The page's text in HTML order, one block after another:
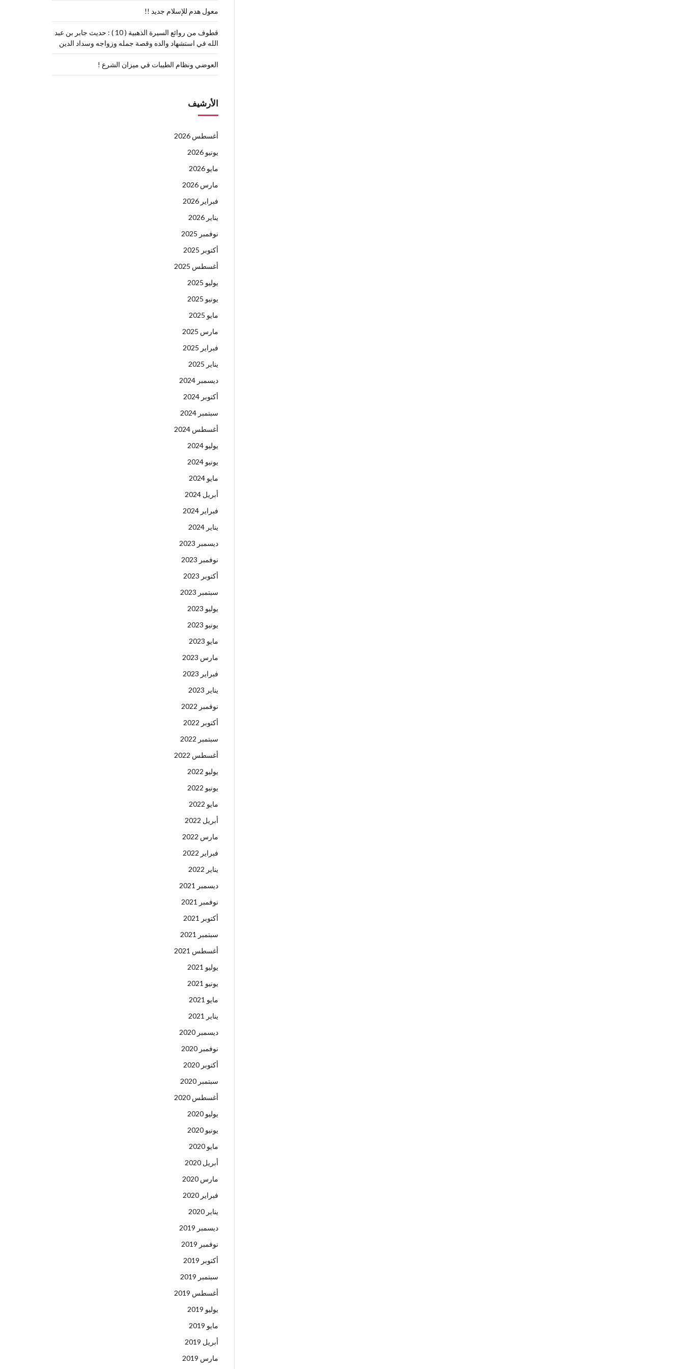
معول هدم للإسلام جديد !!
قطوف من روائع السيرة الذهبية ( 10 ) : حديث جابر بن عبد
الله في استشهاد والده وقصة جمله وزواجه وسداد الدين
العوضي ونظام الطيبات في ميزان الشرع !
الأرشيف
أغسطس 2026
يونيو 2026
مايو 2026
مارس 2026
فبراير 2026
يناير 2026
نوفمبر 2025
أكتوبر 2025
أغسطس 2025
يوليو 2025
يونيو 2025
مايو 2025
مارس 2025
فبراير 2025
يناير 2025
ديسمبر 2024
أكتوبر 2024
سبتمبر 2024
أغسطس 2024
يوليو 2024
يونيو 2024
مايو 2024
أبريل 2024
فبراير 2024
يناير 2024
ديسمبر 2023
نوفمبر 2023
أكتوبر 2023
سبتمبر 2023
يوليو 2023
يونيو 2023
مايو 2023
مارس 2023
فبراير 2023
يناير 2023
نوفمبر 2022
أكتوبر 2022
سبتمبر 2022
أغسطس 2022
يوليو 2022
يونيو 2022
مايو 2022
أبريل 2022
مارس 2022
فبراير 2022
يناير 2022
ديسمبر 2021
نوفمبر 2021
أكتوبر 2021
سبتمبر 2021
أغسطس 2021
يوليو 2021
يونيو 2021
مايو 2021
يناير 2021
ديسمبر 2020
نوفمبر 2020
أكتوبر 2020
سبتمبر 2020
أغسطس 2020
يوليو 2020
يونيو 2020
مايو 2020
أبريل 2020
مارس 2020
فبراير 2020
يناير 2020
ديسمبر 2019
نوفمبر 2019
أكتوبر 2019
سبتمبر 2019
أغسطس 2019
يوليو 2019
مايو 2019
أبريل 2019
مارس 2019